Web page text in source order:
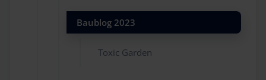
Baublog 2023
Toxic Garden